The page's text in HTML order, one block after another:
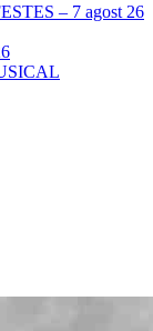
– 7 agost 26